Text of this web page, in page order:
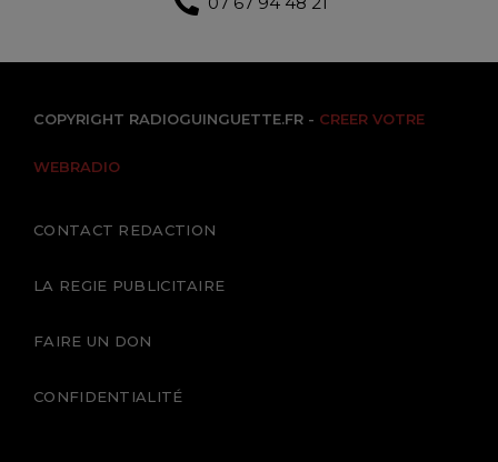
COPYRIGHT RADIOGUINGUETTE.FR - CREER VOTRE
WEBRADIO
CONTACT REDACTION
LA REGIE PUBLICITAIRE
FAIRE UN DON
CONFIDENTIALITÉ